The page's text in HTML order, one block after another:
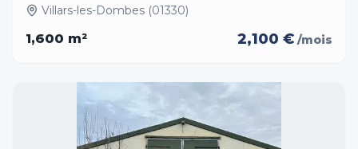
Villars-les-Dombes (01330)
1,600 m² 2,100 € /mois